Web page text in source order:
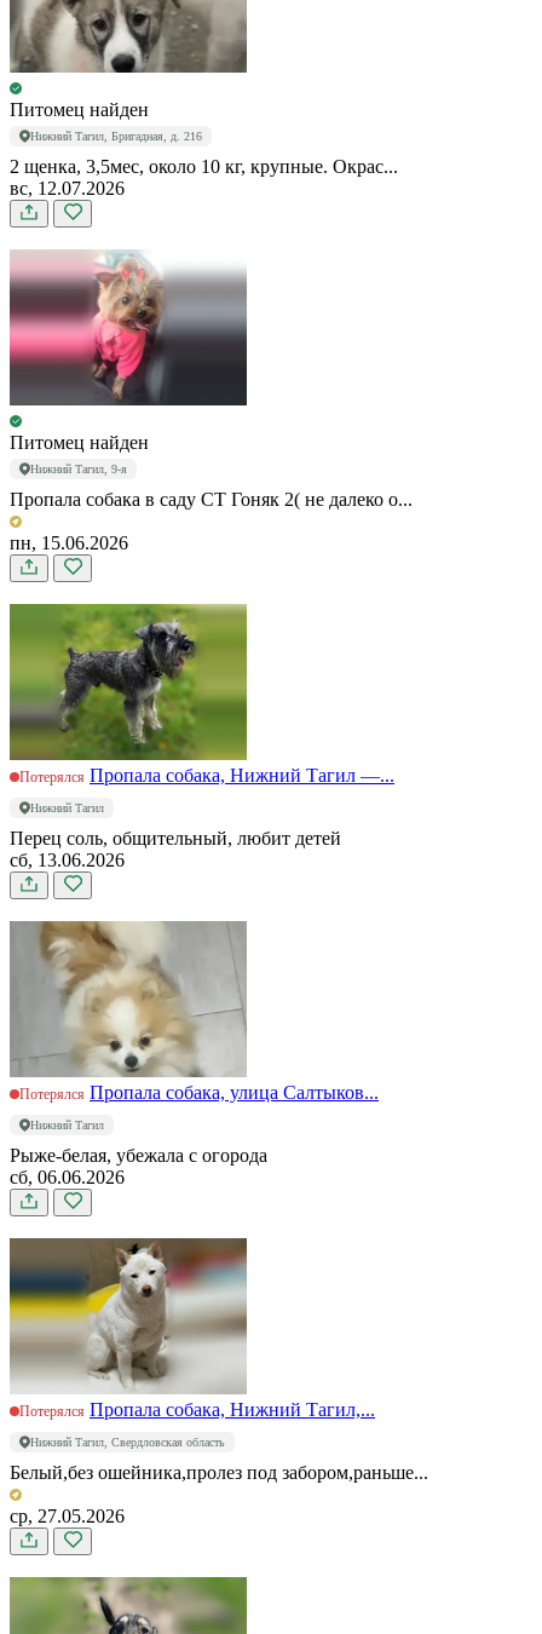
Питомец найден
Нижний Тагил, Бригадная, д. 216
2 щенка, 3,5мес, около 10 кг, крупные. Окрас...
вс, 12.07.2026
Питомец найден
Нижний Тагил, 9-я
Пропала собака в саду СТ Гоняк 2( не далеко о...
пн, 15.06.2026
Потерялся Пропала собака, Нижний Тагил —...
Нижний Тагил
Перец соль, общительный, любит детей
сб, 13.06.2026
Потерялся Пропала собака, улица Салтыков...
Нижний Тагил
Рыже-белая, убежала с огорода
сб, 06.06.2026
Потерялся Пропала собака, Нижний Тагил,...
Нижний Тагил, Свердловская область
Белый,без ошейника,пролез под забором,раньше...
ср, 27.05.2026